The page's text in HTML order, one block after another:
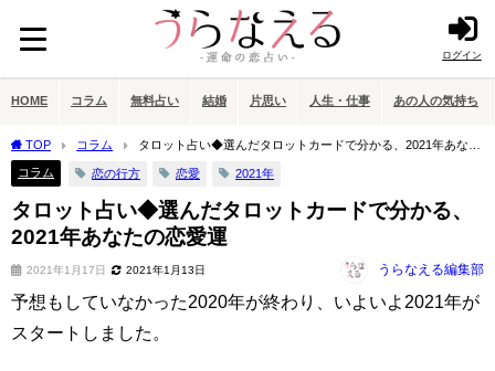
ログイン
HOME コラム 無料占い 結婚 片思い 人生・仕事 あの人の気持ち
TOP コラム
タロット占い◆選んだタロットカードで分かる、2021年あなた
の恋愛運
コラム 恋の行方 恋愛 2021年
タロット占い◆選んだタロットカードで分かる、
2021年あなたの恋愛運
2021年1月17日 2021年1月13日 うらなえる編集部
予想もしていなかった2020年が終わり、いよいよ2021年が
スタートしました。